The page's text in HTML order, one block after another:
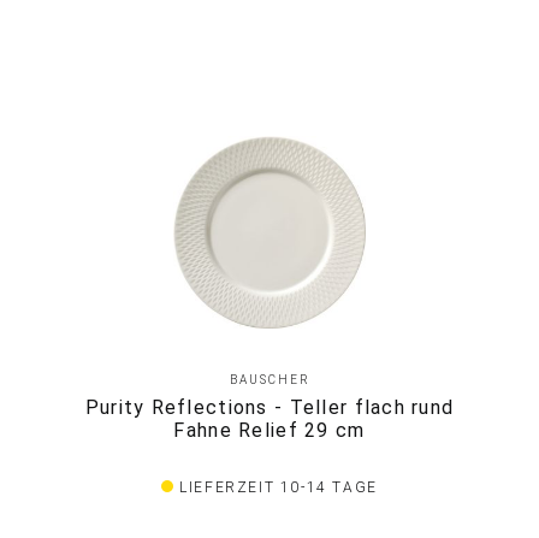
BAUSCHER
Purity Reflections - Teller flach rund
Fahne Relief 29 cm
LIEFERZEIT 10-14 TAGE